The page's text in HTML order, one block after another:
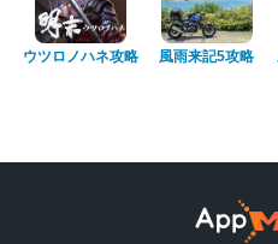
ウツロノハネ攻略 風雨来記5攻略